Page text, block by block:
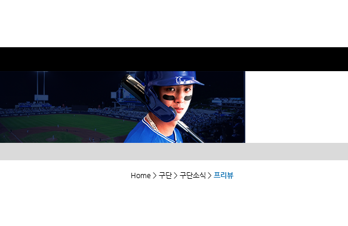
Home > 구단 > 구단소식 > 프리뷰